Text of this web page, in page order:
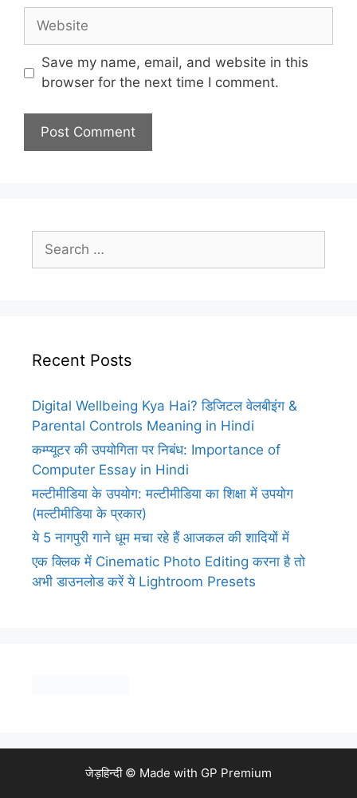
Website
Save my name, email, and website in this
browser for the next time I comment.
for:
Recent Posts
Digital Wellbeing Kya Hai? डिजिटल वेलबीइंग &
Parental Controls Meaning in Hindi
कम्प्यूटर की उपयोगिता पर निबंध: Importance of
Computer Essay in Hindi
मल्टीमीडिया के उपयोग: मल्टीमीडिया का शिक्षा में उपयोग
(मल्टीमीडिया के प्रकार)
ये 5 नागपुरी गाने धूम मचा रहे हैं आजकल की शादियों में
एक क्लिक में Cinematic Photo Editing करना है तो
अभी डाउनलोड करें ये Lightroom Presets
जेड़हिन्दी © Made with GP Premium